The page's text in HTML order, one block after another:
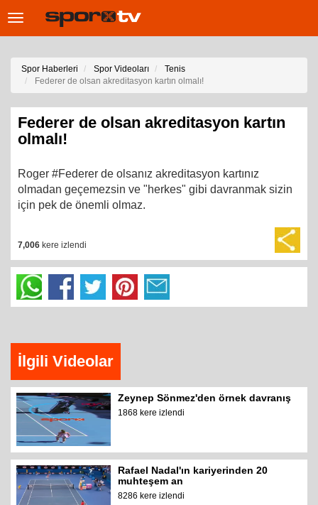
Toggle
Spor Haberleri Spor Videoları
Tenis
Federer de olsan akreditasyon kartın olmalı!
Federer de olsan akreditasyon kartın
olmalı!
Roger #Federer de olsanız akreditasyon kartınız
olmadan geçemezsin ve "herkes" gibi davranmak sizin
için pek de önemli olmaz.
7,006 kere izlendi
İlgili Videolar
Zeynep Sönmez'den örnek davranış
1868 kere izlendi
Rafael Nadal'ın kariyerinden 20
muhteşem an
8286 kere izlendi